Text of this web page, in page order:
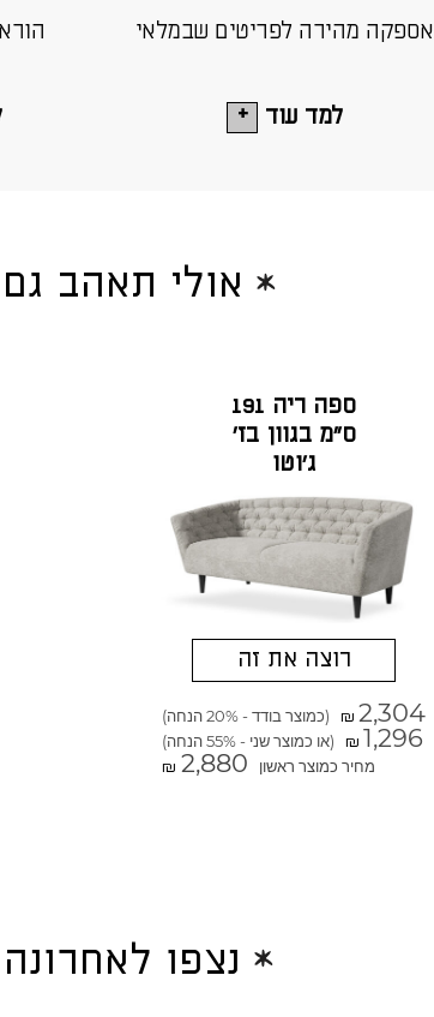
אספקה מהירה לפריטים שבמלאי
למד עוד
אולי תאהב גם
ספה ריה 191
ס"מ בגוון בז'
ג'וטו
רוצה את זה
₪ 2,304 (כמוצר בודד - 20% הנחה)
₪ 1,296
(או כמוצר שני - 55% הנחה)
מחיר כמוצר ראשון
₪ 2,880
נצפו לאחרונה